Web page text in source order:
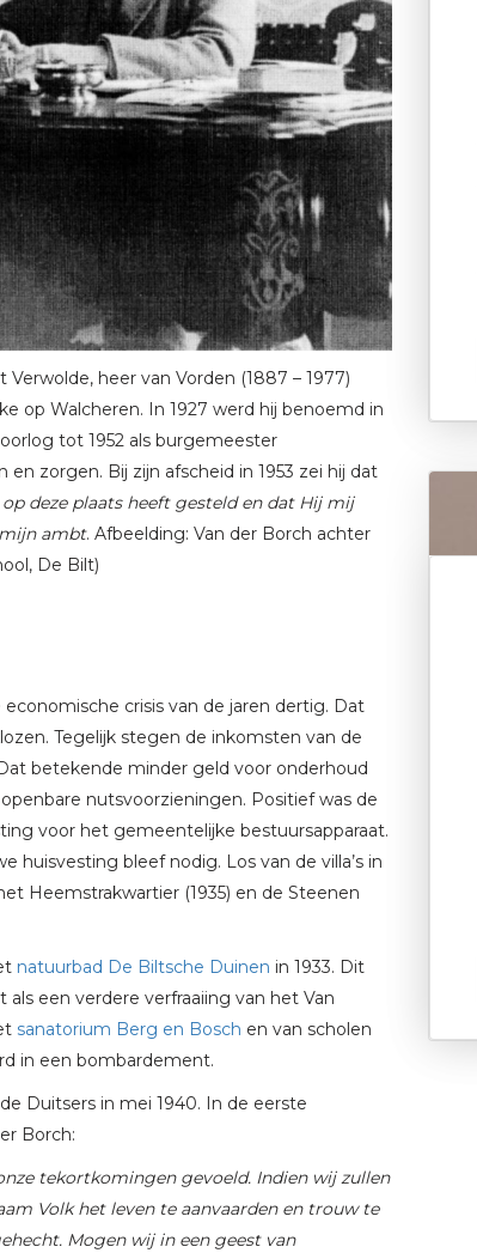
heer van Vorden (1887 – 1977)
op Walcheren. In 1927 werd hij benoemd in
tot 1952 als burgemeester
zorgen. Bij zijn afscheid in 1953 zei hij dat
deze plaats heeft gesteld en dat Hij mij
ambt. Afbeelding: Van der Borch achter
De Bilt)
crisis van de jaren dertig. Dat
Tegelijk stegen de inkomsten van de
betekende minder geld voor onderhoud
nutsvoorzieningen. Positief was de
voor het gemeentelijke bestuursapparaat.
huisvesting bleef nodig. Los van de villa’s in
Heemstrakwartier (1935) en de Steenen
natuurbad De Biltsche Duinen in 1933. Dit
een verdere verfraaiing van het Van
sanatorium Berg en Bosch en van scholen
in een bombardement.
Duitsers in mei 1940. In de eerste
Borch:
tekortkomingen gevoeld. Indien wij zullen
Volk het leven te aanvaarden en trouw te
Mogen wij in een geest van